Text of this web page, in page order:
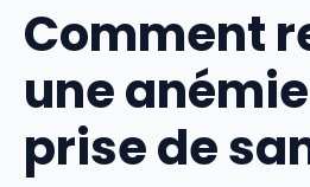
Comment
une
prise de